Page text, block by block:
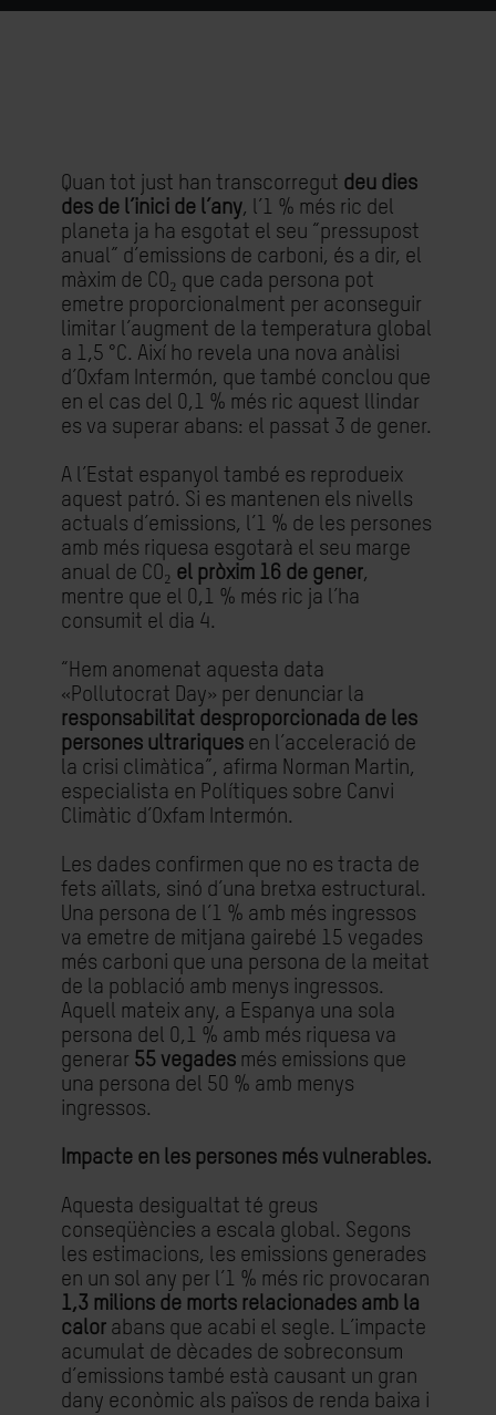
Quan tot just han transcorregut deu dies
des de l’inici de l’any, l’1 % més ric del
planeta ja ha esgotat el seu “pressupost
anual” d’emissions de carboni, és a dir, el
màxim de CO₂ que cada persona pot
emetre proporcionalment per aconseguir
limitar l’augment de la temperatura global
a 1,5 °C. Així ho revela una nova anàlisi
d’Oxfam Intermón, que també conclou que
en el cas del 0,1 % més ric aquest llindar
es va superar abans: el passat 3 de gener.
A l’Estat espanyol també es reprodueix
aquest patró. Si es mantenen els nivells
actuals d’emissions, l’1 % de les persones
amb més riquesa esgotarà el seu marge
anual de CO₂ el pròxim 16 de gener,
mentre que el 0,1 % més ric ja l’ha
consumit el dia 4.
“Hem anomenat aquesta data
«Pollutocrat Day» per denunciar la
responsabilitat desproporcionada de les
persones ultrariques en l’acceleració de
la crisi climàtica”, afirma Norman Martin,
especialista en Polítiques sobre Canvi
Climàtic d’Oxfam Intermón.
Les dades confirmen que no es tracta de
fets aïllats, sinó d’una bretxa estructural.
Una persona de l’1 % amb més ingressos
va emetre de mitjana gairebé 15 vegades
més carboni que una persona de la meitat
de la població amb menys ingressos.
Aquell mateix any, a Espanya una sola
persona del 0,1 % amb més riquesa va
generar 55 vegades més emissions que
una persona del 50 % amb menys
ingressos.
Impacte en les persones més vulnerables.
Aquesta desigualtat té greus
conseqüències a escala global. Segons
les estimacions, les emissions generades
en un sol any per l’1 % més ric provocaran
1,3 milions de morts relacionades amb la
calor abans que acabi el segle. L’impacte
acumulat de dècades de sobreconsum
d’emissions també està causant un gran
dany econòmic als països de renda baixa i